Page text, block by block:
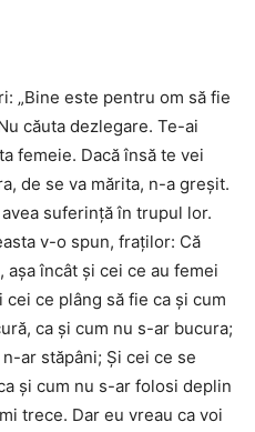
„Bine este pentru om să fie
căuta dezlegare. Te-ai
femeie. Dacă însă te vei
de se va mărita, n-a greşit.
suferinţă în trupul lor.
v-o spun, fraţilor: Că
încât şi cei ce au femei
cei ce plâng să fie ca şi cum
ca şi cum nu s-ar bucura;
ar stăpâni; Şi cei ce se
şi cum nu s-ar folosi deplin
trece. Dar eu vreau ca voi